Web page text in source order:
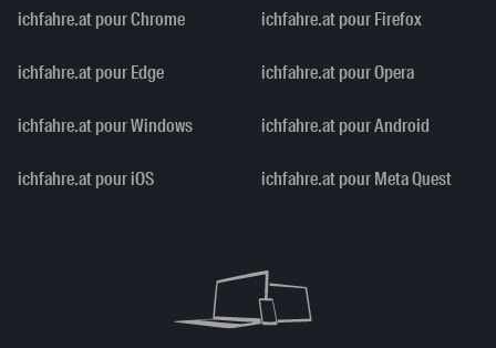
ichfahre.at pour Chrome ichfahre.at pour Firefox
ichfahre.at pour Edge ichfahre.at pour Opera
ichfahre.at pour Windows ichfahre.at pour Android
ichfahre.at pour iOS ichfahre.at pour Meta Quest